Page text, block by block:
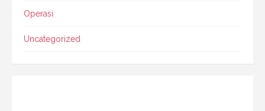
Operasi
Uncategorized